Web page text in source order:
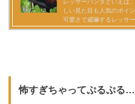
怖すぎちゃってぷるぷる…